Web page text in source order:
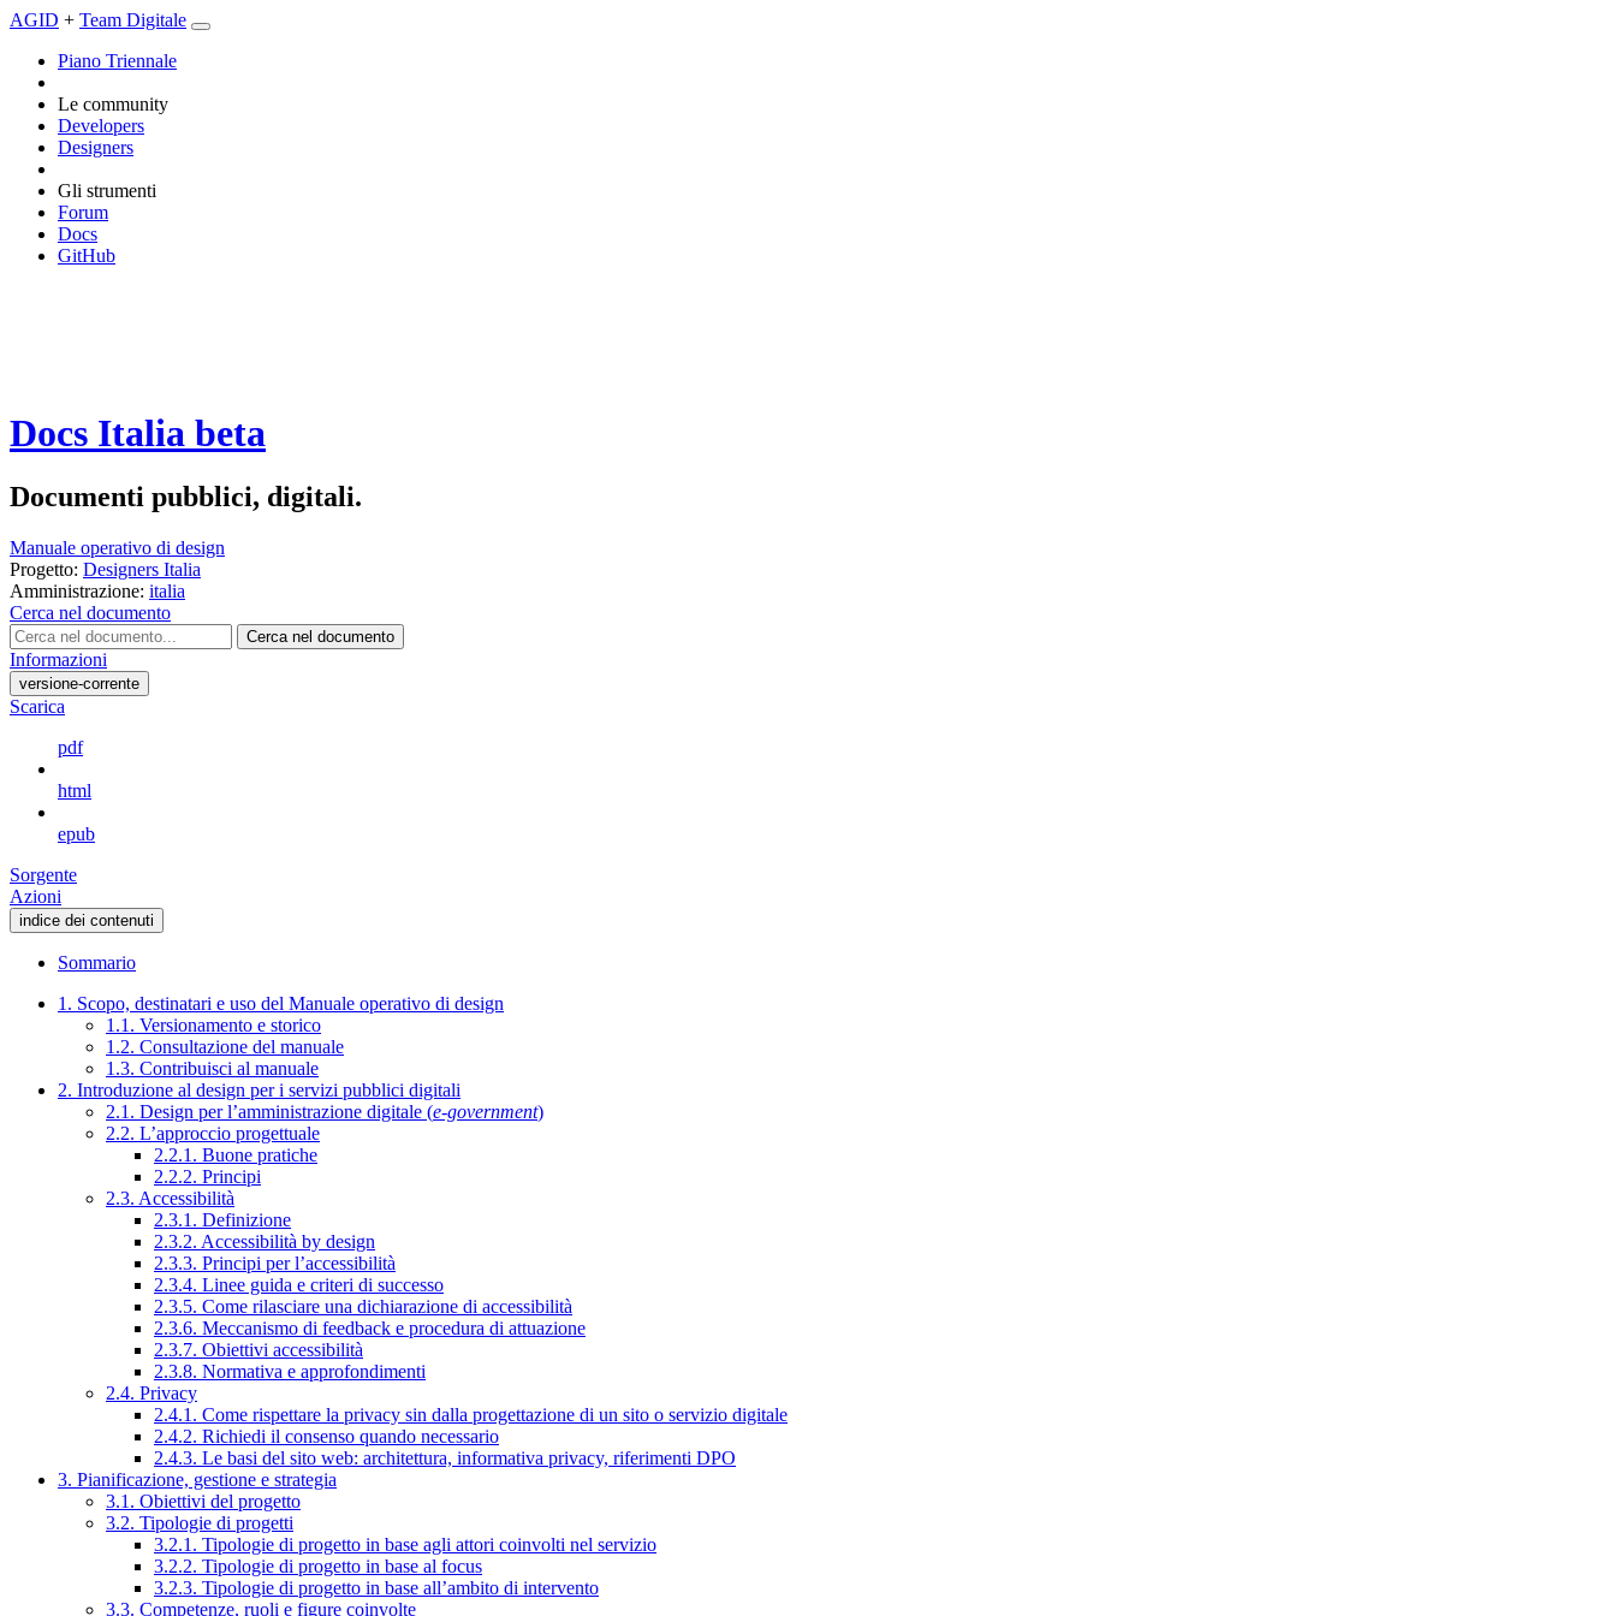
AGID + Team Digitale
Piano Triennale
Le community
Developers
Designers
Gli strumenti
Forum
Docs
GitHub
Docs Italia beta
Documenti pubblici, digitali.
Manuale operativo di design
Progetto: Designers Italia
Amministrazione: italia
Cerca nel documento
Cerca nel documento
Informazioni
versione-corrente
Scarica
pdf
html
epub
Sorgente
Azioni
indice dei contenuti
Sommario
1. Scopo, destinatari e uso del Manuale operativo di design
1.1. Versionamento e storico
1.2. Consultazione del manuale
1.3. Contribuisci al manuale
2. Introduzione al design per i servizi pubblici digitali
2.1. Design per l’amministrazione digitale (e-government)
2.2. L’approccio progettuale
2.2.1. Buone pratiche
2.2.2. Principi
2.3. Accessibilità
2.3.1. Definizione
2.3.2. Accessibilità by design
2.3.3. Principi per l’accessibilità
2.3.4. Linee guida e criteri di successo
2.3.5. Come rilasciare una dichiarazione di accessibilità
2.3.6. Meccanismo di feedback e procedura di attuazione
2.3.7. Obiettivi accessibilità
2.3.8. Normativa e approfondimenti
2.4. Privacy
2.4.1. Come rispettare la privacy sin dalla progettazione di un sito o servizio digitale
2.4.2. Richiedi il consenso quando necessario
2.4.3. Le basi del sito web: architettura, informativa privacy, riferimenti DPO
3. Pianificazione, gestione e strategia
3.1. Obiettivi del progetto
3.2. Tipologie di progetti
3.2.1. Tipologie di progetto in base agli attori coinvolti nel servizio
3.2.2. Tipologie di progetto in base al focus
3.2.3. Tipologie di progetto in base all’ambito di intervento
3.3. Competenze, ruoli e figure coinvolte